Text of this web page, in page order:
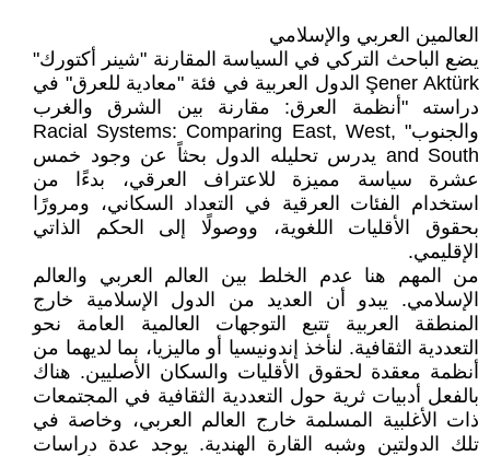
العالمين العربي والإسلامي
يضع الباحث التركي في السياسة المقارنة "شينر أكتورك"
Şener Aktürk الدول العربية في فئة "معادية للعرق" في
دراسته "أنظمة العرق: مقارنة بين الشرق والغرب
والجنوب" Racial Systems: Comparing East, West,
and South يدرس تحليله الدول بحثاً عن وجود خمس
عشرة سياسة مميزة للاعتراف العرقي، بدءًا من
استخدام الفئات العرقية في التعداد السكاني، ومرورًا
بحقوق الأقليات اللغوية، ووصولًا إلى الحكم الذاتي
الإقليمي.
من المهم هنا عدم الخلط بين العالم العربي والعالم
الإسلامي. يبدو أن العديد من الدول الإسلامية خارج
المنطقة العربية تتبع التوجهات العالمية العامة نحو
التعددية الثقافية. لنأخذ إندونيسيا أو ماليزيا، بما لديهما من
أنظمة معقدة لحقوق الأقليات والسكان الأصليين. هناك
بالفعل أدبيات ثرية حول التعددية الثقافية في المجتمعات
ذات الأغلبية المسلمة خارج العالم العربي، وخاصة في
تلك الدولتين وشبه القارة الهندية. يوجد عدة دراسات